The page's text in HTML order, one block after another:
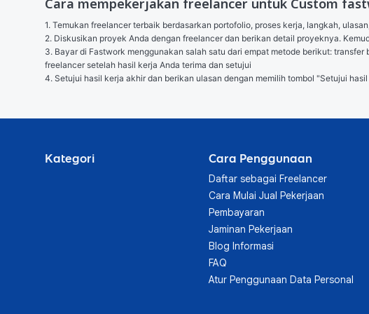
Cara mempekerjakan freelancer untuk Custom
1. Temukan freelancer terbaik berdasarkan portofolio, proses kerja, langkah,
2. Diskusikan proyek Anda dengan freelancer dan berikan detail proyeknya.
3. Bayar di Fastwork menggunakan salah satu dari empat metode berikut:
freelancer setelah hasil kerja Anda terima dan setujui
4. Setujui hasil kerja akhir dan berikan ulasan dengan memilih tombol "Setujui
Kategori Cara Penggunaan
Daftar sebagai Freelancer
Cara Mulai Jual Pekerjaan
Pembayaran
Jaminan Pekerjaan
Blog Informasi
FAQ
Atur Penggunaan Data Personal